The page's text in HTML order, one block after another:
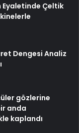
Eyaletinde Çeltik
Dengesi Analiz
gözlerine
anda
kaplandı